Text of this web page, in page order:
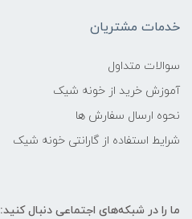
خدمات مشتریان
سوالات متداول
آموزش خرید از خونه شیک
نحوه ارسال سفارش ها
شرایط استفاده از گارانتی خونه شیک
ما را در شبکه‌های اجتماعی دنبال کنید: